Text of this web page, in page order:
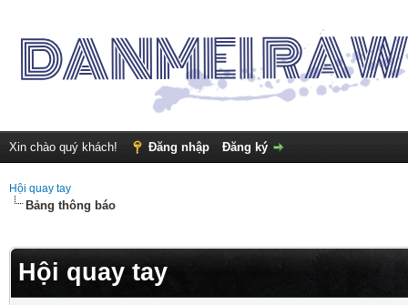
Xin chào quý khách! Đăng nhập Đăng ký
Hội quay tay
Bảng thông báo
Hội quay tay